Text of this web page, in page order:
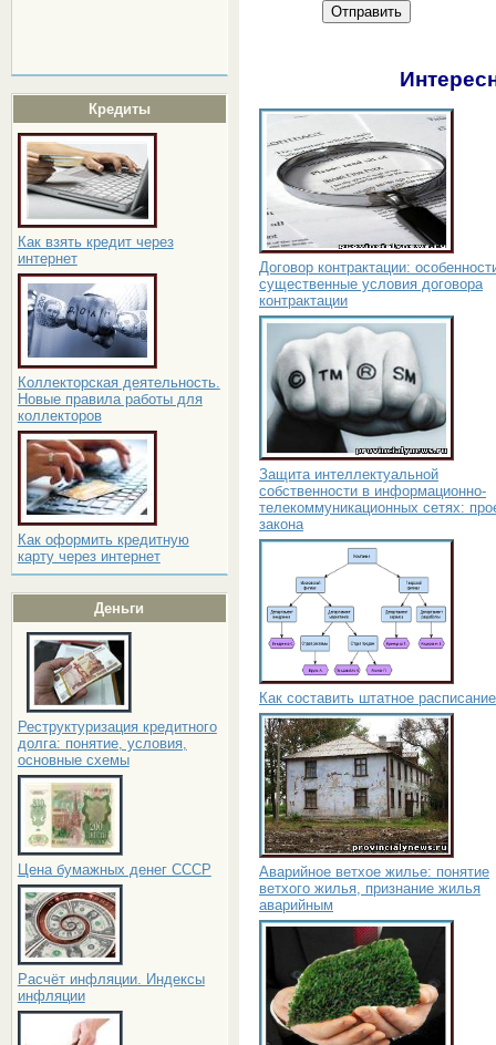
Кредиты
Как взять кредит через
интернет
Коллекторская деятельность.
Новые правила работы для
коллекторов
Как оформить кредитную
карту через интернет
Деньги
Реструктуризация кредитного
долга: понятие, условия,
основные схемы
Цена бумажных денег СССР
Расчёт инфляции. Индексы
инфляции
Отправить
Договор контрактации:
существенные условия договора
контрактации
Защита интеллектуальной
собственности в информационно-
телекоммуникационных сетях:
закона
Как составить штатное расписание
Аварийное ветхое жилье: понятие
ветхого жилья, признание жилья
аварийным